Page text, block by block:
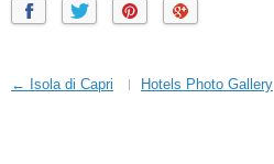
← Isola di Capri Hotels Photo Gallery